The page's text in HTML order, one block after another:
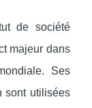
de société
majeur dans
Ses
sont utilisées